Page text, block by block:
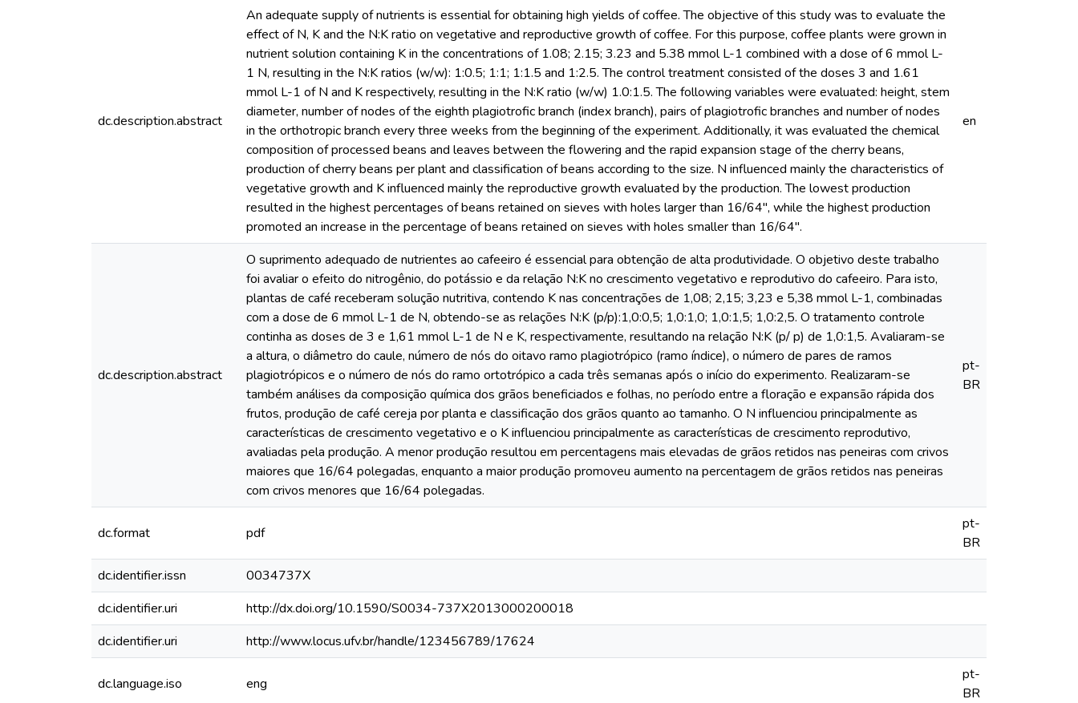
dc.description.abstract
An adequate supply of nutrients is essential for obtaining high yields of coffee. The objective of this study was to evaluate the
effect of N, K and the N:K ratio on vegetative and reproductive growth of coffee. For this purpose, coffee plants were grown in
nutrient solution containing K in the concentrations of 1.08; 2.15; 3.23 and 5.38 mmol L-1 combined with a dose of 6 mmol L-
1 N, resulting in the N:K ratios (w/w): 1:0.5; 1:1; 1:1.5 and 1:2.5. The control treatment consisted of the doses 3 and 1.61
mmol L-1 of N and K respectively, resulting in the N:K ratio (w/w) 1.0:1.5. The following variables were evaluated: height, stem
diameter, number of nodes of the eighth plagiotrofic branch (index branch), pairs of plagiotrofic branches and number of nodes
in the orthotropic branch every three weeks from the beginning of the experiment. Additionally, it was evaluated the chemical
composition of processed beans and leaves between the flowering and the rapid expansion stage of the cherry beans,
production of cherry beans per plant and classification of beans according to the size. N influenced mainly the characteristics of
vegetative growth and K influenced mainly the reproductive growth evaluated by the production. The lowest production
resulted in the highest percentages of beans retained on sieves with holes larger than 16/64", while the highest production
promoted an increase in the percentage of beans retained on sieves with holes smaller than 16/64".
en
dc.description.abstract
O suprimento adequado de nutrientes ao cafeeiro é essencial para obtenção de alta produtividade. O objetivo deste trabalho
foi avaliar o efeito do nitrogênio, do potássio e da relação N:K no crescimento vegetativo e reprodutivo do cafeeiro. Para isto,
plantas de café receberam solução nutritiva, contendo K nas concentrações de 1,08; 2,15; 3,23 e 5,38 mmol L-1, combinadas
com a dose de 6 mmol L-1 de N, obtendo-se as relações N:K (p/p):1,0:0,5; 1,0:1,0; 1,0:1,5; 1,0:2,5. O tratamento controle
continha as doses de 3 e 1,61 mmol L-1 de N e K, respectivamente, resultando na relação N:K (p/ p) de 1,0:1,5. Avaliaram-se
a altura, o diâmetro do caule, número de nós do oitavo ramo plagiotrópico (ramo índice), o número de pares de ramos
plagiotrópicos e o número de nós do ramo ortotrópico a cada três semanas após o início do experimento. Realizaram-se
também análises da composição química dos grãos beneficiados e folhas, no período entre a floração e expansão rápida dos
frutos, produção de café cereja por planta e classificação dos grãos quanto ao tamanho. O N influenciou principalmente as
características de crescimento vegetativo e o K influenciou principalmente as características de crescimento reprodutivo,
avaliadas pela produção. A menor produção resultou em percentagens mais elevadas de grãos retidos nas peneiras com crivos
maiores que 16/64 polegadas, enquanto a maior produção promoveu aumento na percentagem de grãos retidos nas peneiras
com crivos menores que 16/64 polegadas.
pt-
BR
dc.format pdf
pt-
BR
dc.identifier.issn
0034737X
dc.identifier.uri
http://dx.doi.org/10.1590/S0034-737X2013000200018
dc.identifier.uri
http://www.locus.ufv.br/handle/123456789/17624
dc.language.iso eng
pt-
BR